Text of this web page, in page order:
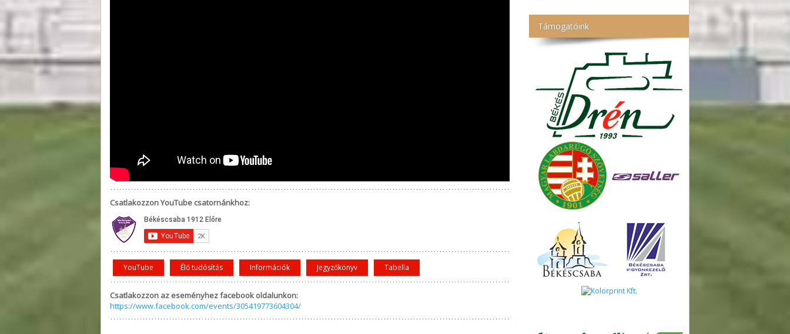
Támogatóink
Csatlakozzon YouTube csatornánkhoz:
YouTube Élő tudósítás Információk Jegyzőkönyv Tabella
Csatlakozzon az eseményhez facebook oldalunkon:
https://www.facebook.com/events/305419773604304/